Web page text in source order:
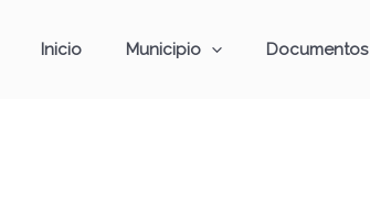
Inicio Municipio Documentos